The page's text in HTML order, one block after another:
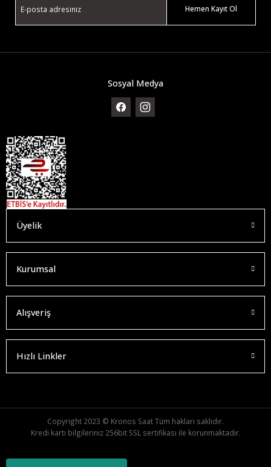
14.335,25 TL
TÜKENDİ
SNXS79K Seiko 5 Erkek Kol Saati
18.865,00 TL
Hemen Kayıt Ol
Sosyal Medya
Üyelik
Kurumsal
Alışveriş
Hızlı Linkler
Copyright 2023 © Kronos Saat Tüm hakları saklıdır.
Kredi kartı bilgileriniz 256bit SSL sertifikası ile korunmaktadır.